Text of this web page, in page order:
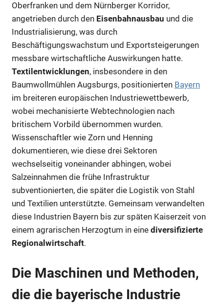
Oberfranken und dem Nürnberger Korridor,
angetrieben durch den Eisenbahnausbau und die
Industrialisierung, was durch
Beschäftigungswachstum und Exportsteigerungen
messbare wirtschaftliche Auswirkungen hatte.
Textilentwicklungen, insbesondere in den
Baumwollmühlen Augsburgs, positionierten Bayern
im breiteren europäischen Industriewettbewerb,
wobei mechanisierte Webtechnologien nach
britischem Vorbild übernommen wurden.
Wissenschaftler wie Zorn und Henning
dokumentieren, wie diese drei Sektoren
wechselseitig voneinander abhingen, wobei
Salzeinnahmen die frühe Infrastruktur
subventionierten, die später die Logistik von Stahl
und Textilien unterstützte. Gemeinsam verwandelten
diese Industrien Bayern bis zur späten Kaiserzeit von
einem agrarischen Herzogtum in eine diversifizierte
Regionalwirtschaft.
Die Maschinen und Methoden,
die die bayerische Industrie